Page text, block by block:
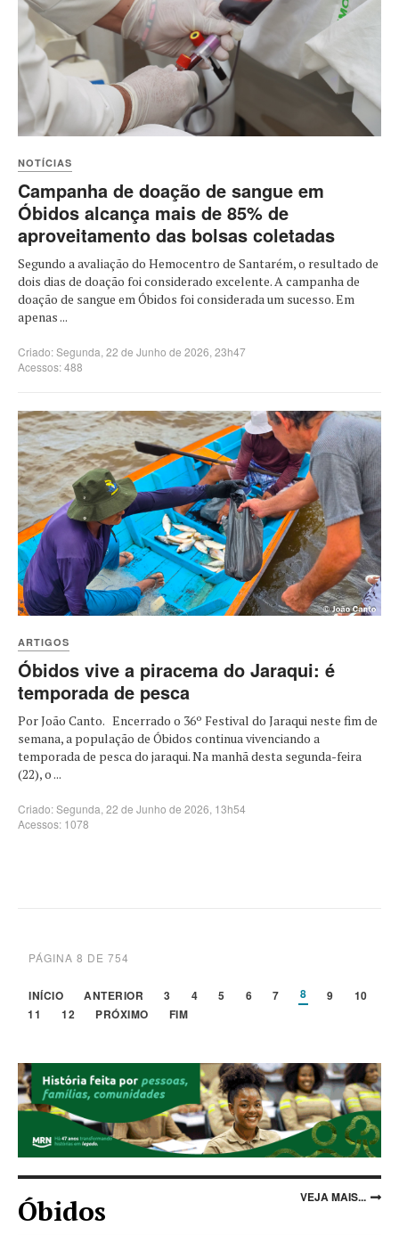
NOTÍCIAS
Campanha de doação de sangue em
Óbidos alcança mais de 85% de
aproveitamento das bolsas coletadas
Segundo a avaliação do Hemocentro de Santarém, o resultado de
dois dias de doação foi considerado excelente. A campanha de
doação de sangue em Óbidos foi considerada um sucesso. Em
apenas ...
Criado: Segunda, 22 de Junho de 2026, 23h47
Acessos: 488
ARTIGOS
Óbidos vive a piracema do Jaraqui: é
temporada de pesca
Por João Canto. Encerrado o 36º Festival do Jaraqui neste fim de
semana, a população de Óbidos continua vivenciando a
temporada de pesca do jaraqui. Na manhã desta segunda-feira
(22), o ...
Criado: Segunda, 22 de Junho de 2026, 13h54
Acessos: 1078
PÁGINA 8 DE 754
INÍCIO ANTERIOR 3 4 5 6 7 8 9
10
11
12 PRÓXIMO FIM
Óbidos VEJA MAIS...